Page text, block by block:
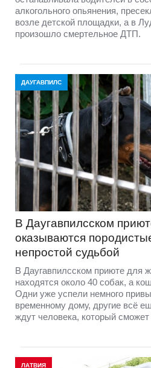
алкогольного опьянения,
возле детской площадки, а в
произошло смертельное ДТП.
ДАУГАВПИЛС
В Даугавпилсском
оказываются
непростой судьбой
В Даугавпилсском приюте для
находятся около 40 собак, а
Одни уже успели немного
временному дому, другие всё
ждут человека, который
ЛАТВИЯ